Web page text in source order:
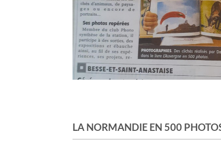
LA NORMANDIE EN 500